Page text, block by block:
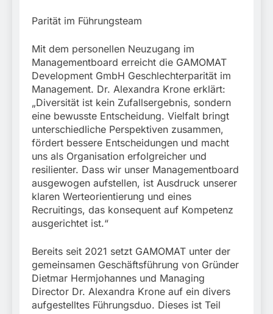
Parität im Führungsteam
Mit dem personellen Neuzugang im
Managementboard erreicht die GAMOMAT
Development GmbH Geschlechterparität im
Management. Dr. Alexandra Krone erklärt:
„Diversität ist kein Zufallsergebnis, sondern
eine bewusste Entscheidung. Vielfalt bringt
unterschiedliche Perspektiven zusammen,
fördert bessere Entscheidungen und macht
uns als Organisation erfolgreicher und
resilienter. Dass wir unser Managementboard
ausgewogen aufstellen, ist Ausdruck unserer
klaren Werteorientierung und eines
Recruitings, das konsequent auf Kompetenz
ausgerichtet ist.“
Bereits seit 2021 setzt GAMOMAT unter der
gemeinsamen Geschäftsführung von Gründer
Dietmar Hermjohannes und Managing
Director Dr. Alexandra Krone auf ein divers
aufgestelltes Führungsduo. Dieses ist Teil